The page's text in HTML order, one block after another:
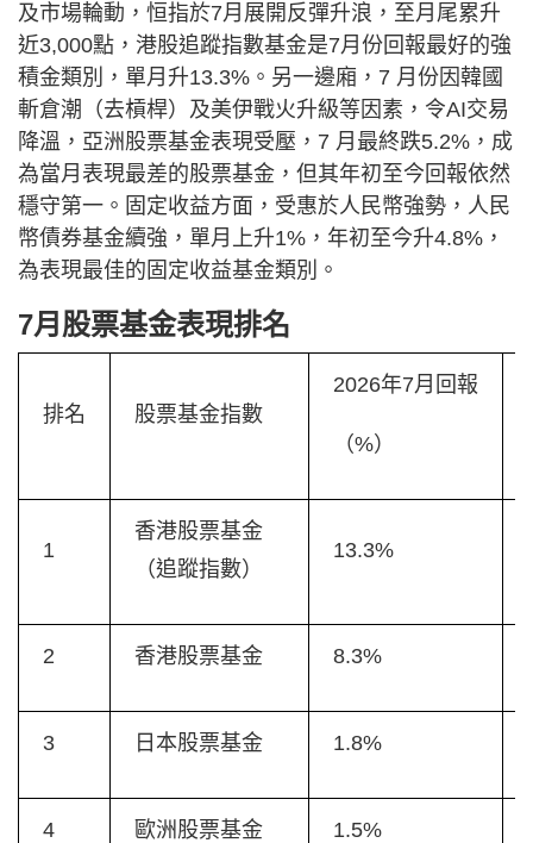
及市場輪動，恒指於7月展開反彈升浪，至月尾累升
近3,000點，港股追蹤指數基金是7月份回報最好的強
積金類別，單月升13.3%。另一邊廂，7 月份因韓國
斬倉潮（去槓桿）及美伊戰火升級等因素，令AI交易
降溫，亞洲股票基金表現受壓，7 月最終跌5.2%，成
為當月表現最差的股票基金，但其年初至今回報依然
穩守第一。固定收益方面，受惠於人民幣強勢，人民
幣債券基金續強，單月上升1%，年初至今升4.8%，
為表現最佳的固定收益基金類別。
7月股票基金表現排名
排名 股票基金指數
2026年7月回報
（%）
1
香港股票基金
（追蹤指數）
13.3%
2 香港股票基金 8.3%
3 日本股票基金 1.8%
4 歐洲股票基金 1.5%